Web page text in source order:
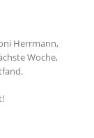
Herrmann,
Woche,